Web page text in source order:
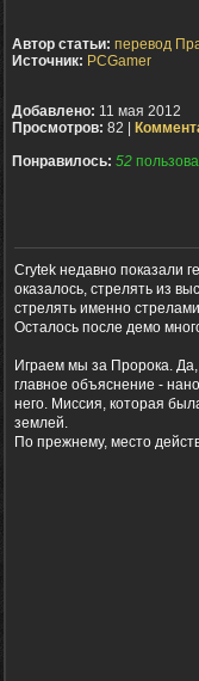
Автор статьи: перевод
Источник: PCGamer
Добавлено: 11 мая 2012
Просмотров: 82 |
Понравилось: 52
Crytek недавно показали
оказалось, стрелять из
стрелять именно
Осталось после демо
Играем мы за Пророка.
главное объяснение -
него. Миссия, которая
землей.
По прежнему, место